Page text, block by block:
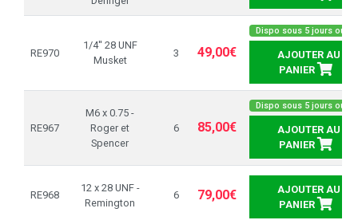
RE970
1/4'' 28 UNF
Musket
3 49,00€
Dispo sous 5 jours
AJOUTER AU
PANIER
RE967
M6 x 0.75 -
Roger et
Spencer
6 85,00€
Dispo sous 5 jours
AJOUTER AU
PANIER
RE968
12 x 28 UNF -
Remington
6 79,00€
AJOUTER AU
PANIER